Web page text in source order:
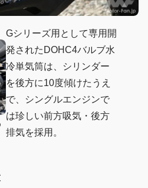
Gシリーズ用として専用開
発されたDOHC4バルブ水
冷単気筒は、シリンダー
を後方に10度傾けたうえ
で、シングルエンジンで
は珍しい前方吸気・後方
排気を採用。